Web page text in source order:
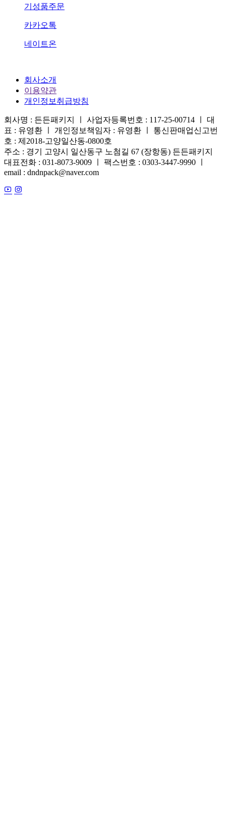
기성품주문
카카오톡
네이트온
회사소개
이용약관
개인정보취급방침
회사명 : 든든패키지 ㅣ 사업자등록번호 : 117-25-00714 ㅣ 대
표 : 유영환 ㅣ 개인정보책임자 : 유영환 ㅣ 통신판매업신고번
호 : 제2018-고양일산동-0800호
주소 : 경기 고양시 일산동구 노첨길 67 (장항동) 든든패키지
대표전화 : 031-8073-9009 ㅣ 팩스번호 : 0303-3447-9990 ㅣ
email : dndnpack@naver.com